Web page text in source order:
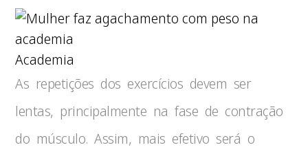
Academia
As repetições dos exercícios devem ser
lentas, principalmente na fase de contração
do músculo. Assim, mais efetivo será o